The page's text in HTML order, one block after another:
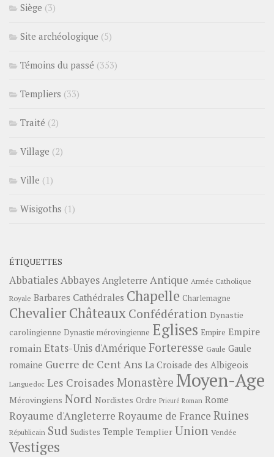
Siège (3)
Site archéologique (5)
Témoins du passé (353)
Templiers (33)
Traité (2)
Village (2)
Ville (1)
Wisigoths (1)
ÉTIQUETTES
Abbatiales Abbayes Angleterre Antique Armée Catholique
Royale Barbares Cathédrales Chapelle Charlemagne
ChevalierChâteauxConfédération Dynastie
carolingienne Dynastie mérovingienne Eglises Empire Empire
romainEtats-Unis d'Amérique Forteresse Gaule Gaule
romaine Guerre de Cent Ans La Croisade des Albigeois
Languedoc Les Croisades Monastère Moyen-Age
Mérovingiens Nord Nordistes Ordre Prieuré Roman Rome
Royaume d'Angleterre Royaume de France Ruines
Républicain Sud Sudistes Temple Templier Union Vendée
Vestiges